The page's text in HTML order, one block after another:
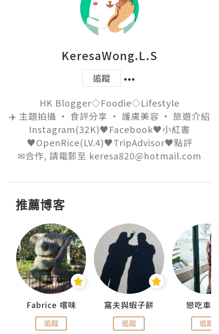
KeresaWong.L.S
追蹤
HK Blogger◇Foodie◇Lifestyle
✈️ 主題拍攝 • 食評分享 • 護膚美容 • 旅遊介紹
Instagram(32K)♥Facebook♥小紅書
♥OpenRice(LV.4)♥TripAdvisor♥點評
✉合作, 請電郵至 keresa820@hotmail.com
推薦博客
Fabrice 嚐味
追蹤
窩夫與蝦子餅
追蹤
戀吃車
追蹤